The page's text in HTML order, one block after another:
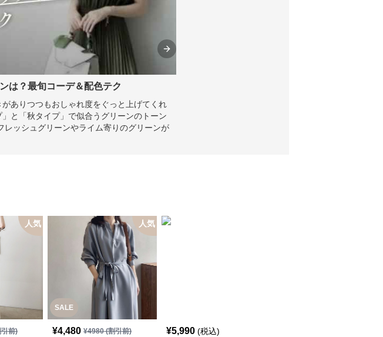
は？最旬コーデ＆配色テク
ありつつもおしゃれ度をぐっと上げてくれ
と「秋タイプ」で似合うグリーンのトーン
ッシュグリーンやライム寄りのグリーンが
Next slide
人気
前)
SALE
人気
¥4,480 ¥4980(割引前) ¥5,990 (税込)